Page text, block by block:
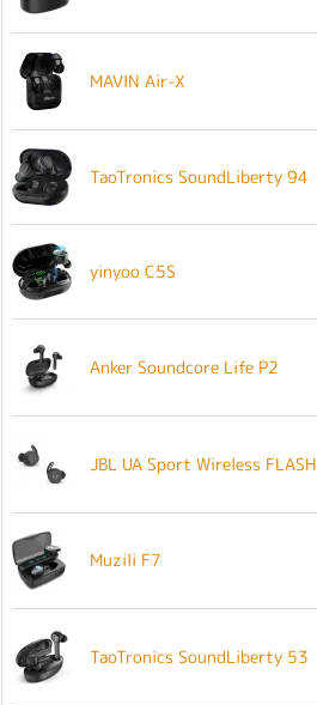
MAVIN Air-X
TaoTronics SoundLiberty 94
yinyoo C5S
Anker Soundcore Life P2
JBL UA Sport Wireless FLASH
Muzili F7
TaoTronics SoundLiberty 53